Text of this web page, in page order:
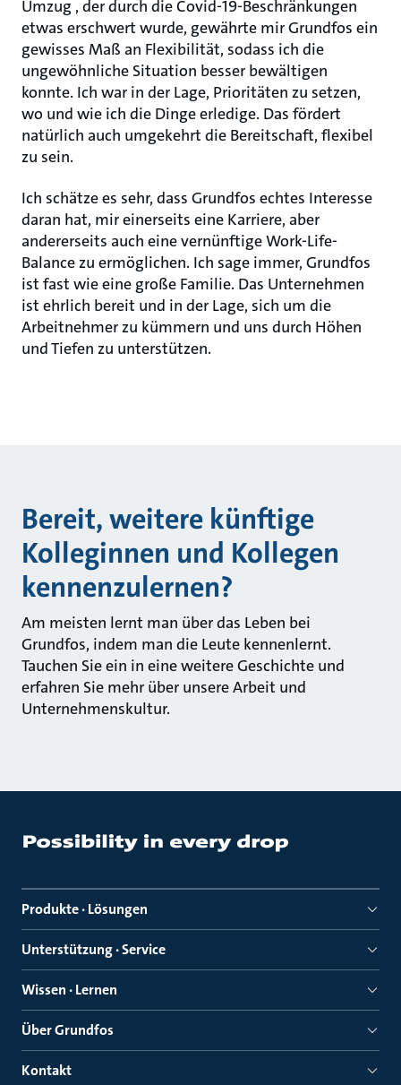
Umzug , der durch die Covid-19-Beschränkungen
etwas erschwert wurde, gewährte mir Grundfos ein
gewisses Maß an Flexibilität, sodass ich die
ungewöhnliche Situation besser bewältigen
konnte. Ich war in der Lage, Prioritäten zu setzen,
wo und wie ich die Dinge erledige. Das fördert
natürlich auch umgekehrt die Bereitschaft, flexibel
zu sein.
Ich schätze es sehr, dass Grundfos echtes Interesse
daran hat, mir einerseits eine Karriere, aber
andererseits auch eine vernünftige Work-Life-
Balance zu ermöglichen. Ich sage immer, Grundfos
ist fast wie eine große Familie. Das Unternehmen
ist ehrlich bereit und in der Lage, sich um die
Arbeitnehmer zu kümmern und uns durch Höhen
und Tiefen zu unterstützen.
Bereit, weitere künftige
Kolleginnen und Kollegen
kennenzulernen?
Am meisten lernt man über das Leben bei
Grundfos, indem man die Leute kennenlernt.
Tauchen Sie ein in eine weitere Geschichte und
erfahren Sie mehr über unsere Arbeit und
Unternehmenskultur.
Produkte · Lösungen
Unterstützung · Service
Wissen · Lernen
Über Grundfos
Kontakt